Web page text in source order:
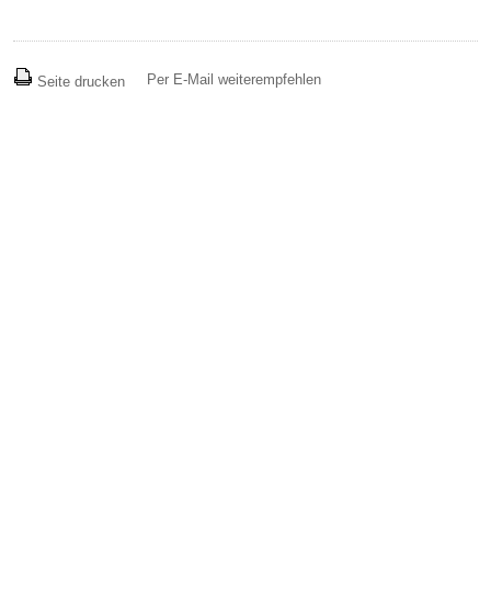
Seite drucken Per E-Mail weiterempfehlen